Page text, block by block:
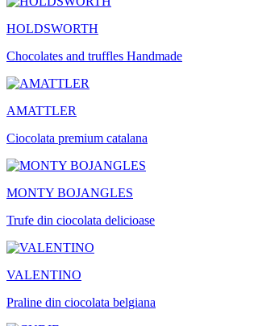
HOLDSWORTH
Chocolates and truffles Handmade
AMATTLER
Ciocolata premium catalana
MONTY BOJANGLES
Trufe din ciocolata delicioase
VALENTINO
Praline din ciocolata belgiana